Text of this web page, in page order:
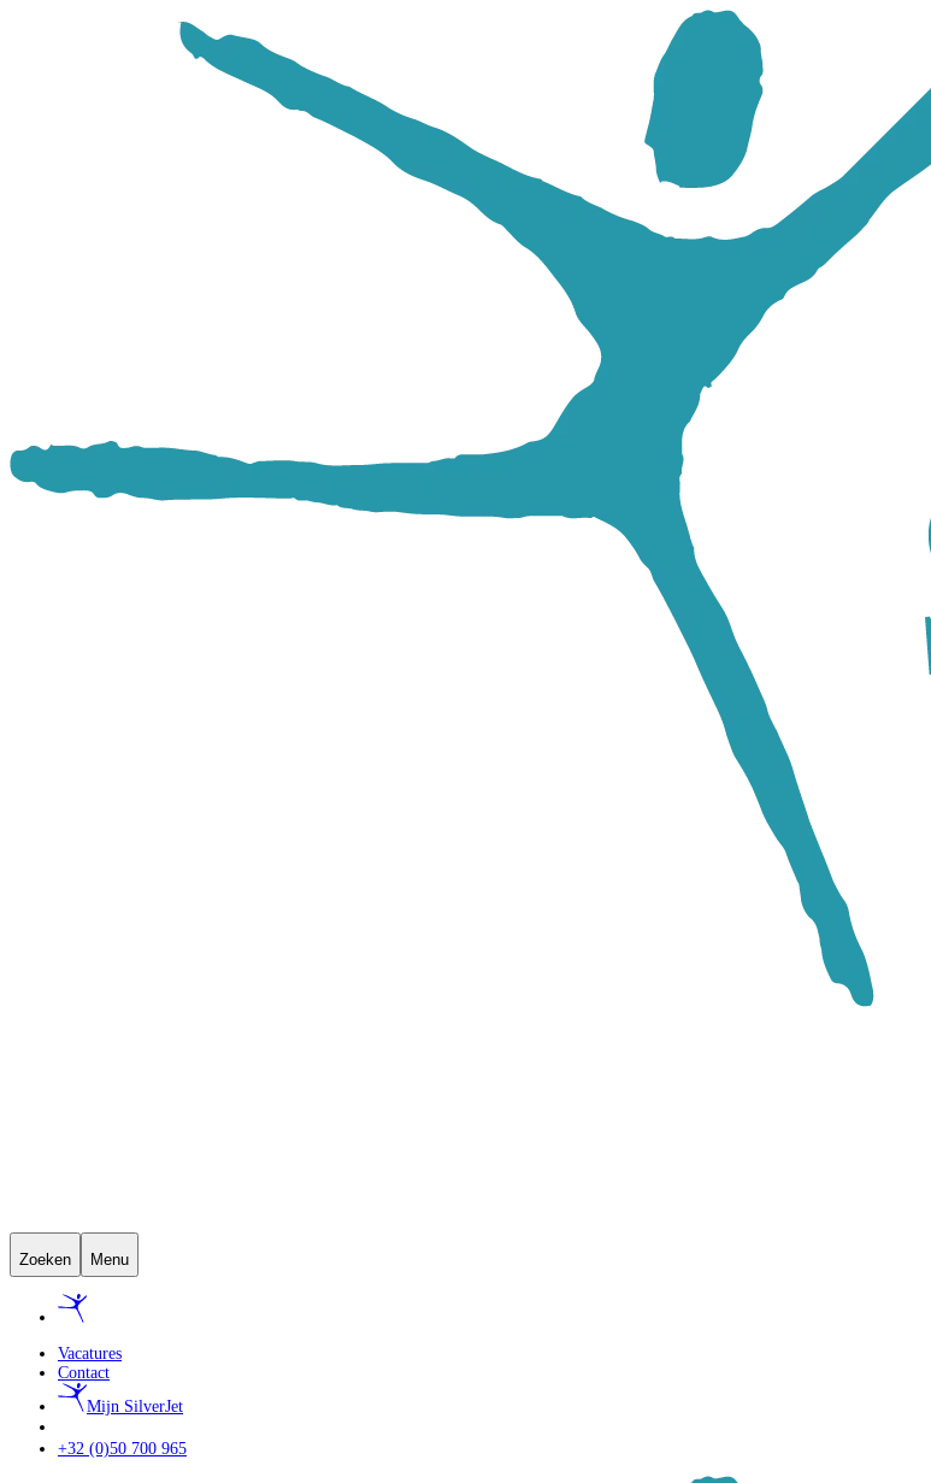
Zoeken Menu
Vacatures
Contact
Mijn SilverJet
+32 (0)50 700 965